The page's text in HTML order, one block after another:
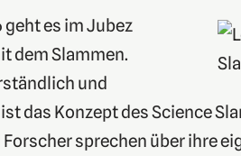
geht es im Jubez
dem Slammen.
und
das Konzept des Science
sprechen über ihre